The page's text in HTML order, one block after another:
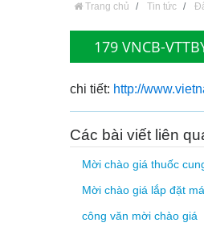
Trang chủ Tin tức
179 VNCB-
chi tiết: http://
Các bài viết liên
Mời chào giá thuốc
Mời chào giá lắp đặt
công văn mời chào giá